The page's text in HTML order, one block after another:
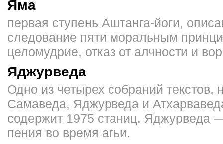
Яма
первая ступень Аштанга-йоги,
следование пяти моральным
целомудрие, отказ от алчности и
Яджурведа
Одно из четырех собраний
Самаведа, Яджурведа и
содержит 1975 станиц. Яджурведа
пения во время агьи.